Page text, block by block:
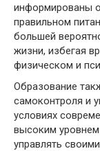
информированы
правильном
большей
жизни, избегая
физическом и
Образование
самоконтроля и
условиях
высоким
управлять